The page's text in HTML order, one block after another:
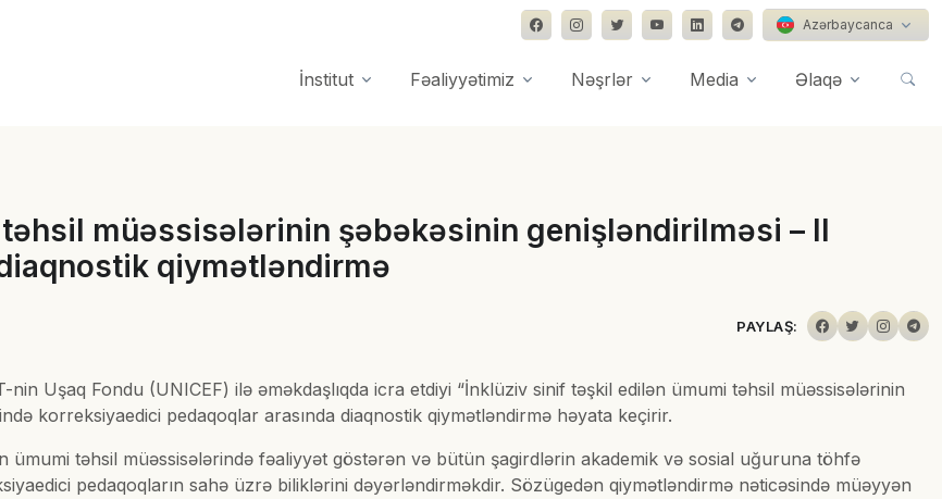
Azərbaycanca
İnstitut Fəaliyyətimiz Nəşrlər Media Əlaqə
müəssisələrinin şəbəkəsinin genişləndirilməsi – II
qiymətləndirmə
PAYLAŞ:
Uşaq Fondu (UNICEF) ilə əməkdaşlıqda icra etdiyi “İnklüziv sinif təşkil edilən ümumi təhsil müəssisələrinin
korreksiyaedici pedaqoqlar arasında diaqnostik qiymətləndirmə həyata keçirir.
ümumi təhsil müəssisələrində fəaliyyət göstərən və bütün şagirdlərin akademik və sosial uğuruna töhfə
pedaqoqların sahə üzrə biliklərini dəyərləndirməkdir. Sözügedən qiymətləndirmə nəticəsində müəyyən